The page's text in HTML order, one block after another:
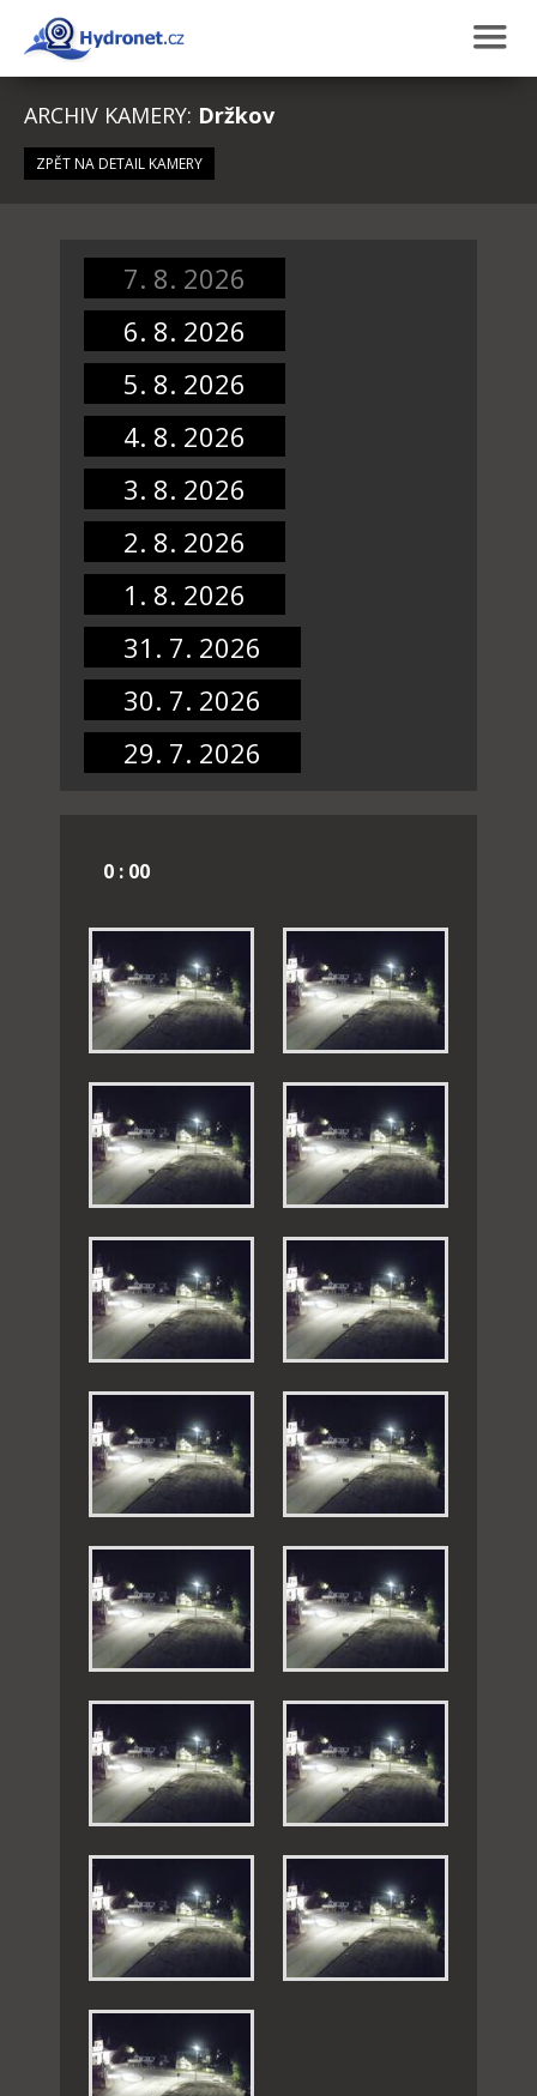
ARCHIV KAMERY: Držkov
ZPĚT NA DETAIL KAMERY
7. 8. 2026
6. 8. 2026
5. 8. 2026
4. 8. 2026
3. 8. 2026
2. 8. 2026
1. 8. 2026
31. 7. 2026
30. 7. 2026
29. 7. 2026
0 : 00